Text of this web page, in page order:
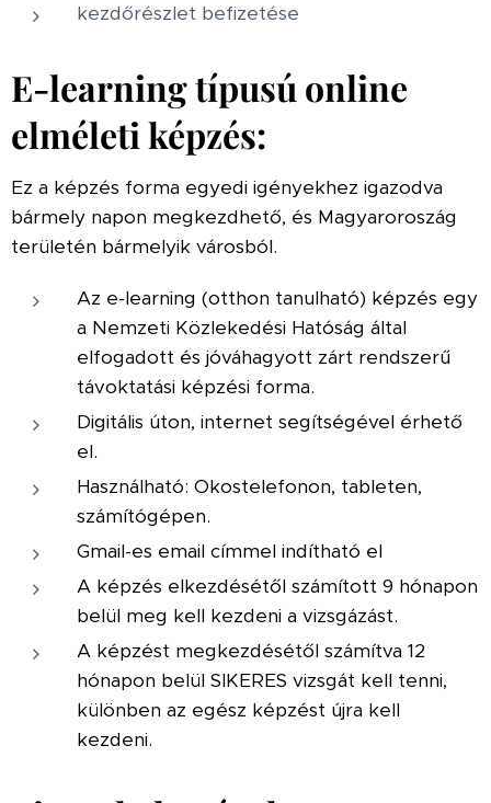
kezdőrészlet befizetése
E-learning típusú online
elméleti képzés:
Ez a képzés forma egyedi igényekhez igazodva
bármely napon megkezdhető, és Magyaroroszág
területén bármelyik városból.
Az e-learning (otthon tanulható) képzés egy
a Nemzeti Közlekedési Hatóság által
elfogadott és jóváhagyott zárt rendszerű
távoktatási képzési forma.
Digitális úton, internet segítségével érhető
el.
Használható: Okostelefonon, tableten,
számítógépen.
Gmail-es email címmel indítható el
A képzés elkezdésétől számított 9 hónapon
belül meg kell kezdeni a vizsgázást.
A képzést megkezdésétől számítva 12
hónapon belül SIKERES vizsgát kell tenni,
különben az egész képzést újra kell
kezdeni.